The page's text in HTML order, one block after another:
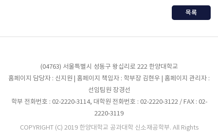
목록
(04763) 서울특별시 성동구 왕십리로 222 한양대학교
홈페이지 담당자 : 신지원 | 홈페이지 책임자 : 학부장 김현우 | 홈페이지 관리자 :
선임팀원 장경선
학부 전화번호 : 02-2220-3114, 대학원 전화번호 : 02-2220-3122 / FAX : 02-
2220-3119
COPYRIGHT (C) 2019 한양대학교 공과대학 신소재공학부. All Rights